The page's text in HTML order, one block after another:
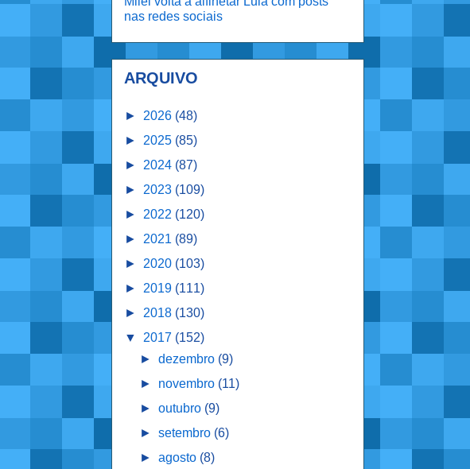
nas redes sociais
ARQUIVO
► 2026 (48)
► 2025 (85)
► 2024 (87)
► 2023 (109)
► 2022 (120)
► 2021 (89)
► 2020 (103)
► 2019 (111)
► 2018 (130)
▼ 2017 (152)
►dezembro (9)
► novembro (11)
►outubro (9)
►setembro (6)
►agosto (8)